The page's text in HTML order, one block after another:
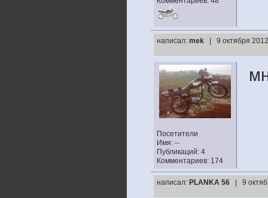
написал: mek | 9 октября
Посетители
Имя: --
Публикаций: 4
Комментариев: 174
написал: PLANKA 56 | 9